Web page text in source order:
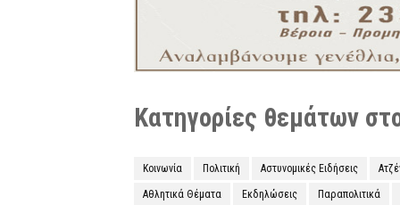
Κατηγορίες θεμάτων
Κοινωνία Πολιτική Αστυνομικές Ειδήσεις
Αθλητικά Θέματα Εκδηλώσεις Παραπολιτικά